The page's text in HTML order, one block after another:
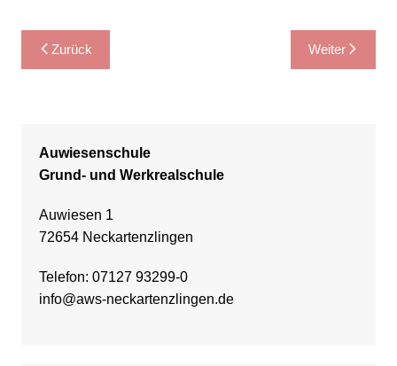
Beitragsnavigation
Zurück Weiter
Auwiesenschule
Grund- und Werkrealschule
Auwiesen 1
72654 Neckartenzlingen
Telefon: 07127 93299-0
info@aws-neckartenzlingen.de